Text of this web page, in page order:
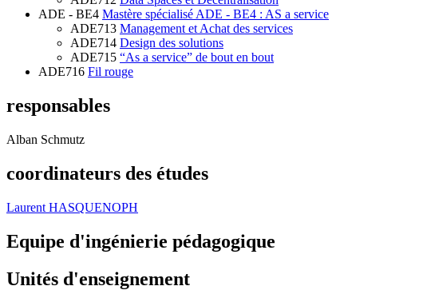
ADE - BE4 Mastère spécialisé ADE - BE4 : AS a service
ADE713 Management et Achat des services
ADE714 Design des solutions
ADE715 “As a service” de bout en bout
ADE716 Fil rouge
responsables
Alban Schmutz
coordinateurs des études
Laurent HASQUENOPH
Equipe d'ingénierie pédagogique
Unités d'enseignement